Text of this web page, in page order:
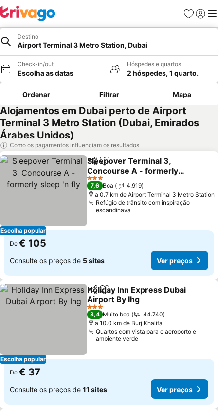
Favoritos
Iniciar
Destino
Airport Terminal 3 Metro Station, Dubai
Check-in/out
Escolha as datas
Hóspedes e quartos
2 hóspedes, 1 quarto.
Ordenar Filtrar Mapa
Alojamentos em Dubai perto de Airport
Terminal 3 Metro Station (Dubai, Emirados
Árabes Unidos)
Como os pagamentos influenciam os resultados
Escolha popular
PartilharAdicionar aos favoritos
Sleepover Terminal 3,
Concourse A - formerly
sleep 'n fly
3 Estrelas
7,6 Boa
4.919
a 0.7 km de Airport Terminal 3 Metro Station
Refúgio de trânsito com inspiração
escandinava
De € 105
Consulte os preços de 5 sites Ver preços
Escolha popular
PartilharAdicionar aos favoritos
Holiday Inn Express Dubai
Airport By Ihg
3 Estrelas
8,4 Muito boa
44.740
a 10.0 km de Burj Khalifa
Quartos com vista para o aeroporto e
ambiente verde
De € 37
Consulte os preços de 11 sites Ver preços